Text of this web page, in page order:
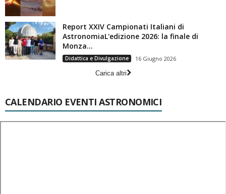
Report XXIV Campionati Italiani di
AstronomiaL'edizione 2026: la finale di
Monza...
Didattica e Divulgazione
16 Giugno 2026
Carica altri
CALENDARIO EVENTI ASTRONOMICI